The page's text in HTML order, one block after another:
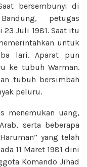
bersembunyi di
petugas
Juli 1981. Saat itu
untuk
lari. Aparat pun
ke tubuh Warman.
tubuh bersimbah
peluru.
menemukan uang,
serta beberapa
yang telah
11 Maret 1981 dini
Komando Jihad